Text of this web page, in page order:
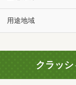
用途地域
クラッ